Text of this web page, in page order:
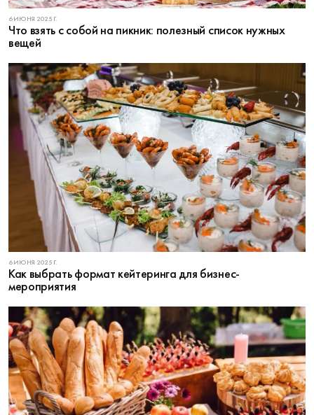
6 ИЮНЯ 2025 Г.
Что взять с собой на пикник: полезный список нужных
вещей
6 ИЮНЯ 2025 Г.
Как выбрать формат кейтеринга для бизнес-
мероприятия